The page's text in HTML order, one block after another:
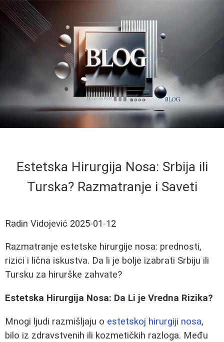
Estetska Hirurgija Nosa: Srbija ili
Turska? Razmatranje i Saveti
Radin Vidojević 2025-01-12
Razmatranje estetske hirurgije nosa: prednosti,
rizici i lična iskustva. Da li je bolje izabrati Srbiju ili
Tursku za hirurške zahvate?
Estetska Hirurgija Nosa: Da Li je Vredna Rizika?
Mnogi ljudi razmišljaju o estetskoj hirurgiji nosa,
bilo iz zdravstvenih ili kozmetičkih razloga. Među